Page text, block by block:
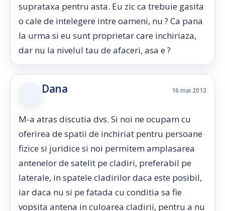
suprataxa pentru asta. Eu zic ca trebuie gasita
o cale de intelegere intre oameni, nu ? Ca pana
la urma si eu sunt proprietar care inchiriaza,
dar nu la nivelul tau de afaceri, asa e ?
Dana 16 mai 2013
M-a atras discutia dvs. Si noi ne ocupam cu
oferirea de spatii de inchiriat pentru persoane
fizice si juridice si noi permitem amplasarea
antenelor de satelit pe cladiri, preferabil pe
laterale, in spatele cladirilor daca este posibil,
iar daca nu si pe fatada cu conditia sa fie
vopsita antena in culoarea cladirii, pentru a nu